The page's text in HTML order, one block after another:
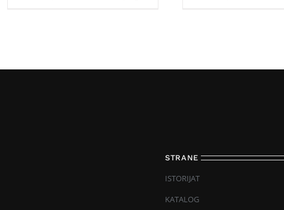
STRANE
ISTORIJAT
KATALOG